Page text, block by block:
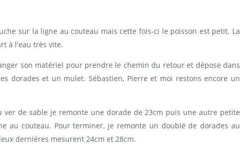
sur la ligne au couteau mais cette fois-ci le poisson est petit. La
à l'eau très vite.
son matériel pour prendre le chemin du retour et dépose dans
dorades et un mulet. Sébastien, Pierre et moi restons encore un
ver de sable je remonte une dorade de 23cm puis une autre petite
au couteau. Pour terminer, je remonte un doublé de dorades au
dernières mesurent 24cm et 28cm.